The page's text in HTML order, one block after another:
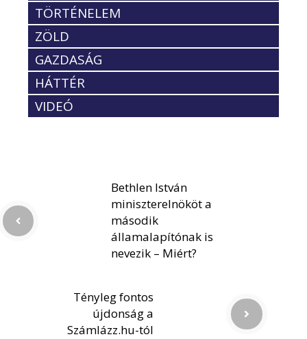
TÖRTÉNELEM
ZÖLD
GAZDASÁG
HÁTTÉR
VIDEÓ
Bethlen István
miniszterelnököt a
második
államalapítónak is
nevezik – Miért?
Tényleg fontos
újdonság a
Számlázz.hu-tól